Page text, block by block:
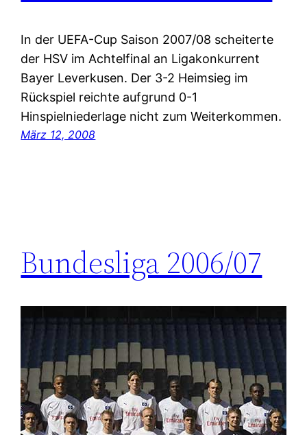
In der UEFA-Cup Saison 2007/08 scheiterte
der HSV im Achtelfinal an Ligakonkurrent
Bayer Leverkusen. Der 3-2 Heimsieg im
Rückspiel reichte aufgrund 0-1
Hinspielniederlage nicht zum Weiterkommen.
März 12, 2008
Bundesliga 2006/07